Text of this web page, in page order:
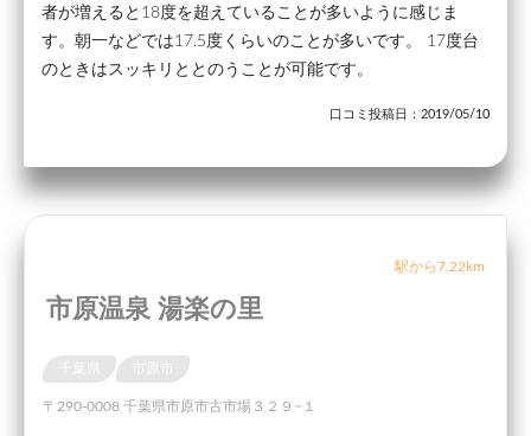
者が増えると18度を超えていることが多いように感じま
す。朝一などでは17.5度くらいのことが多いです。 17度台
のときはスッキリととのうことが可能です。
口コミ投稿日：2019/05/10
駅から7.22km
市原温泉 湯楽の里
千葉県
〒290-0008 千葉県市原市古市場３２９−１